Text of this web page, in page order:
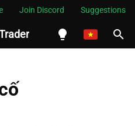
Join Discord Suggestions